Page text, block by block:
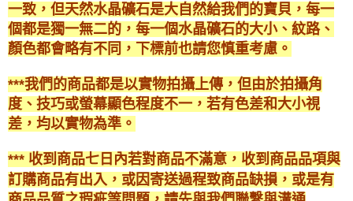
一致，但天然水晶礦石是大自然給我們的寶貝，每一
個都是獨一無二的，每一個水晶礦石的大小、紋路、
顏色都會略有不同，下標前也請您慎重考慮。
***我們的商品都是以實物拍攝上傳，但由於拍攝角
度、技巧或螢幕顯色程度不一，若有色差和大小視
差，均以實物為準。
*** 收到商品七日內若對商品不滿意，收到商品品項與
訂購商品有出入，或因寄送過程致商品缺損，或是有